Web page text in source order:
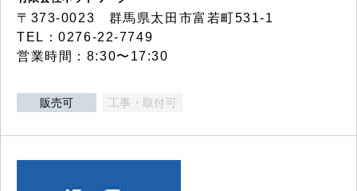
〒373-0023 群馬県太田市富若町531-1
TEL：0276-22-7749
営業時間：8:30〜17:30
販売可 工事・取付可